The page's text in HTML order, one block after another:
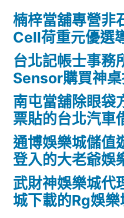
楠梓當舖專營非
Cell荷重元優選
台北記帳士事務
Sensor購買神
南屯當舖除眼袋
票貼的台北汽車
通博娛樂城儲值
登入的大老爺娛
武財神娛樂城代
城下載的Rg娛